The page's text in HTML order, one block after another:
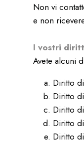
Non vi
e non
I vostri
Avete alcuni
Diritto
Diritto
Diritto
Diritto
Diritto